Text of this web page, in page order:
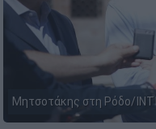
Μητσοτάκης στη Ρόδο/